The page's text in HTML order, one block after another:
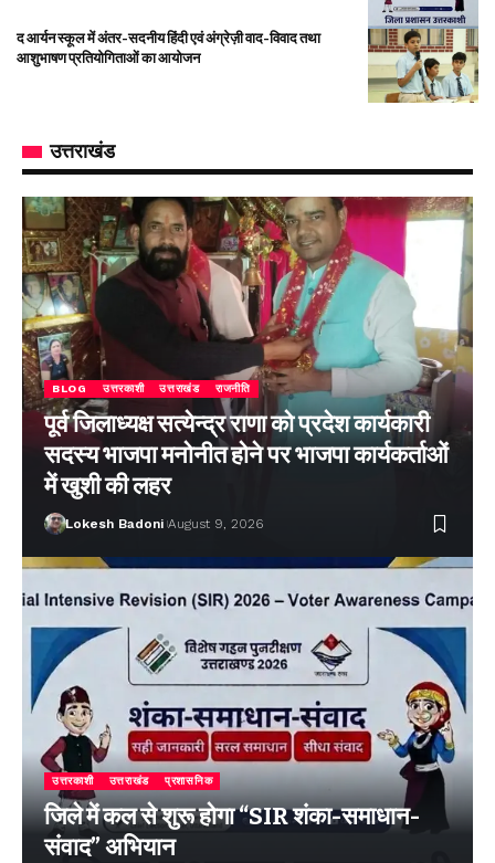
द आर्यन स्कूल में अंतर-सदनीय हिंदी एवं अंग्रेज़ी वाद-विवाद तथा
आशुभाषण प्रतियोगिताओं का आयोजन
उत्तराखंड
BLOG उत्तरकाशी उत्तराखंड राजनीति
पूर्व जिलाध्यक्ष सत्येन्द्र राणा को प्रदेश कार्यकारी
सदस्य भाजपा मनोनीत होने पर भाजपा कार्यकर्ताओं
में खुशी की लहर
Lokesh Badoni August 9, 2026
उत्तरकाशी उत्तराखंड प्रशासनिक
जिले में कल से शुरू होगा “SIR शंका-समाधान-
संवाद” अभियान